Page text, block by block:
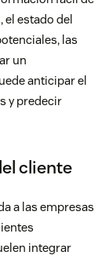
el estado del
las
un
anticipar el
y predecir
cliente
a las empresas
integrar